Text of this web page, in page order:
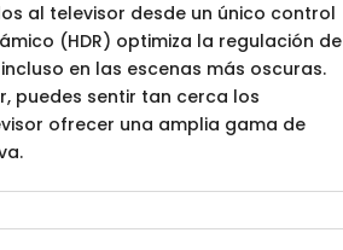
al televisor desde un único control
(HDR) optimiza la regulación de
en las escenas más oscuras.
puedes sentir tan cerca los
ofrecer una amplia gama de